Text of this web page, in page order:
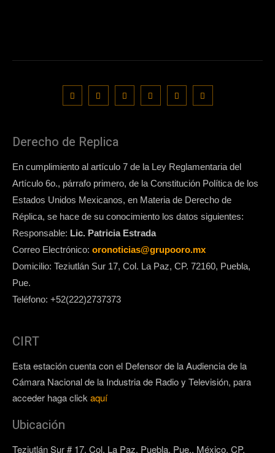
Derecho de Replica
En cumplimiento al artículo 7 de la Ley Reglamentaria del
Artículo 6o., párrafo primero, de la Constitución Política de los
Estados Unidos Mexicanos, en Materia de Derecho de
Réplica, se hace de su conocimiento los datos siguientes:
Responsable: Lic. Patricia Estrada
Correo Electrónico: oronoticias@grupooro.mx
Domicilio: Teziutlán Sur 17, Col. La Paz, CP. 72160, Puebla,
Pue.
Teléfono: +52(222)2737373
CIRT
Esta estación cuenta con el Defensor de la Audiencia de la
Cámara Nacional de la Industria de Radio y Televisión, para
acceder haga clickaquí
Ubicación
Teziutlán Sur # 17, Col. La Paz, Puebla, Pue., México. CP.